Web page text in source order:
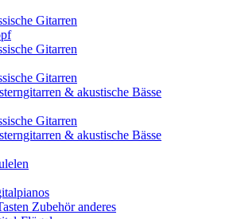
Gitarren
Gitarren
Gitarren
& akustische Bässe
Gitarren
& akustische Bässe
Zubehör anderes